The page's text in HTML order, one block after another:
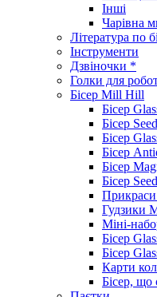
Інші
Чарівна
Література по
Інструменти
Дзвіночки *
Голки для
Бісер Mill Hill
Бісер
Бісер
Бісер
Бісер
Бісер
Бісер
Прикраси
Гудзики
Міні-
Бісер
Бісер
Карти
Бісер, що